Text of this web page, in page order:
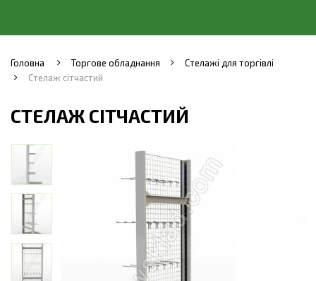
Головна Торгове обладнання
Стелажі для торгівлі
Стелаж сітчастий
СТЕЛАЖ СІТЧАСТИЙ